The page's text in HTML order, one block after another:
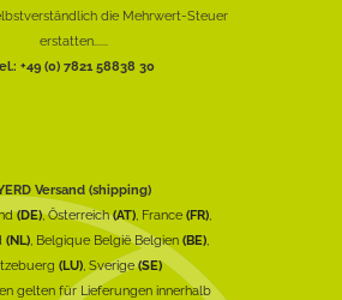
die Mehrwert-Steuer
erstatten......
+49 (0) 7821 58838 30
Versand (shipping)
(DE), Österreich(AT), France (FR),
(NL), Belgique België Belgien (BE),
(LU), Sverige(SE)
gelten für Lieferungen innerhalb